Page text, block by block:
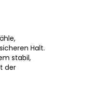
Halt.
stabil,
der